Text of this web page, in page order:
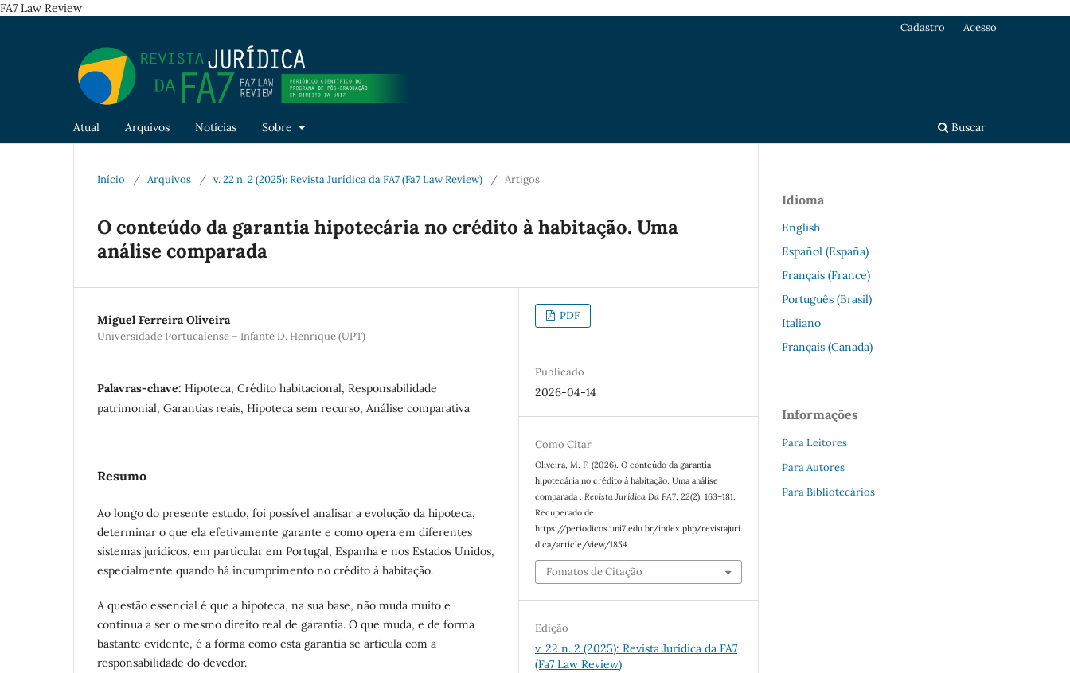
FA7 Law Review
Atual Arquivos Notícias Sobre Buscar
Cadastro Acesso
Início / Arquivos / v. 22 n. 2 (2025): Revista Jurídica da FA7 (Fa7 Law Review) / Artigos
O conteúdo da garantia hipotecária no crédito à habitação. Uma
análise comparada
Miguel Ferreira Oliveira
Universidade Portucalense – Infante D. Henrique (UPT)
Palavras-chave: Hipoteca, Crédito habitacional, Responsabilidade
patrimonial, Garantias reais, Hipoteca sem recurso, Análise comparativa
Resumo
Ao longo do presente estudo, foi possível analisar a evolução da hipoteca,
determinar o que ela efetivamente garante e como opera em diferentes
sistemas jurídicos, em particular em Portugal, Espanha e nos Estados Unidos,
especialmente quando há incumprimento no crédito à habitação.
A questão essencial é que a hipoteca, na sua base, não muda muito e
continua a ser o mesmo direito real de garantia. O que muda, e de forma
bastante evidente, é a forma como esta garantia se articula com a
responsabilidade do devedor.
PDF
Publicado
2026-04-14
Como Citar
Oliveira, M. F. (2026). O conteúdo da garantia
hipotecária no crédito à habitação. Uma análise
comparada .Revista Jurídica Da FA7,22(2), 163–181.
Recuperado de
https://periodicos.uni7.edu.br/index.php/revistajuri
dica/article/view/1854
Fomatos de Citação
Edição
v. 22 n. 2 (2025): Revista Jurídica da FA7
(Fa7 Law Review)
Idioma
English
Español (España)
Français (France)
Português (Brasil)
Italiano
Français (Canada)
Informações
Para Leitores
Para Autores
Para Bibliotecários